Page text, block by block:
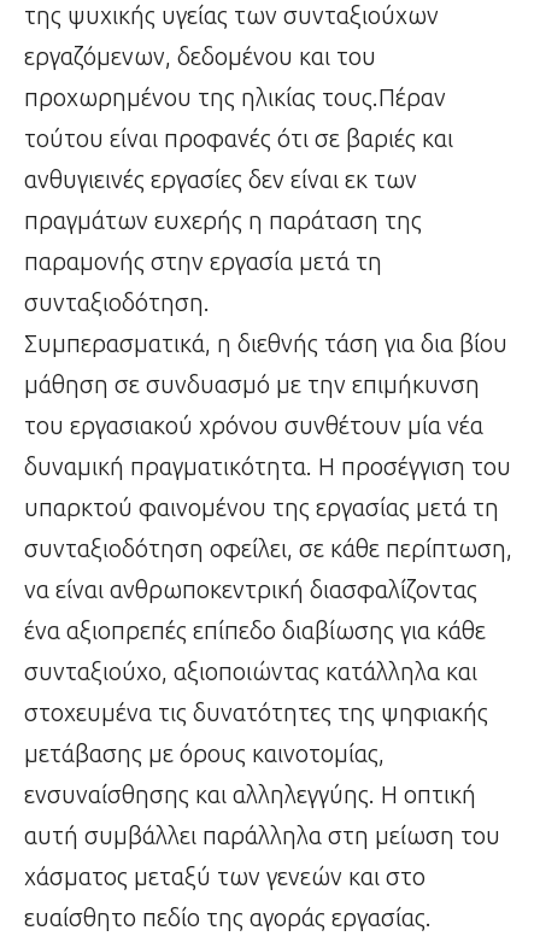
της ψυχικής υγείας των συνταξιούχων
εργαζόμενων, δεδομένου και του
προχωρημένου της ηλικίας τους.Πέραν
τούτου είναι προφανές ότι σε βαριές και
ανθυγιεινές εργασίες δεν είναι εκ των
πραγμάτων ευχερής η παράταση της
παραμονής στην εργασία μετά τη
συνταξιοδότηση.
Συμπερασματικά, η διεθνής τάση για δια βίου
μάθηση σε συνδυασμό με την επιμήκυνση
του εργασιακού χρόνου συνθέτουν μία νέα
δυναμική πραγματικότητα. Η προσέγγιση του
υπαρκτού φαινομένου της εργασίας μετά τη
συνταξιοδότηση οφείλει, σε κάθε περίπτωση,
να είναι ανθρωποκεντρική διασφαλίζοντας
ένα αξιοπρεπές επίπεδο διαβίωσης για κάθε
συνταξιούχο, αξιοποιώντας κατάλληλα και
στοχευμένα τις δυνατότητες της ψηφιακής
μετάβασης με όρους καινοτομίας,
ενσυναίσθησης και αλληλεγγύης. Η οπτική
αυτή συμβάλλει παράλληλα στη μείωση του
χάσματος μεταξύ των γενεών και στο
ευαίσθητο πεδίο της αγοράς εργασίας.